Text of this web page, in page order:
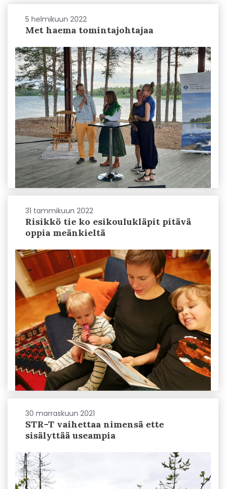
5 helmikuun 2022
Met haema tomintajohtajaa
31 tammikuun 2022
Risikkö tie ko esikoulukläpit pitävä
oppia meänkieltä
30 marraskuun 2021
STR-T vaihettaa nimensä ette
sisälyttää useampia